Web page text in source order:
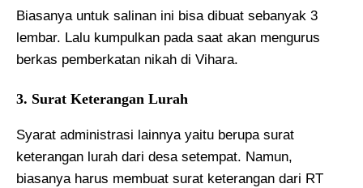
Biasanya untuk salinan ini bisa dibuat sebanyak 3
lembar. Lalu kumpulkan pada saat akan mengurus
berkas pemberkatan nikah di Vihara.
3. Surat Keterangan Lurah
Syarat administrasi lainnya yaitu berupa surat
keterangan lurah dari desa setempat. Namun,
biasanya harus membuat surat keterangan dari RT